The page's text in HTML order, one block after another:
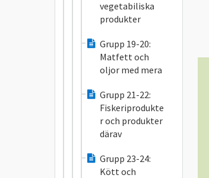
vegetabiliska
produkter
Grupp 19-20:
Matfett och
oljor med mera
Grupp 21-22:
Fiskeriprodukte
r och produkter
därav
Grupp 23-24:
Kött och